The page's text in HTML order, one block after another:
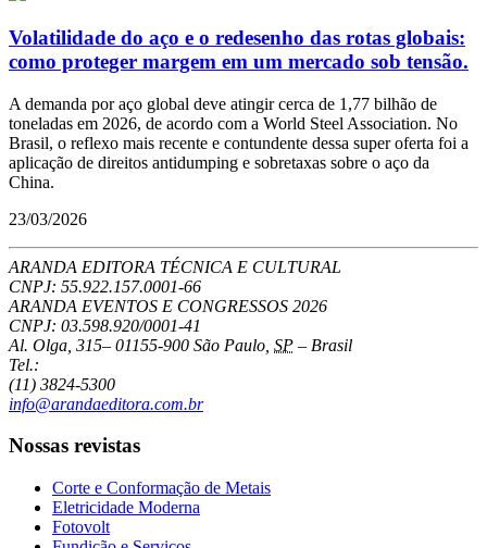
Volatilidade do aço e o redesenho das rotas globais:
como proteger margem em um mercado sob tensão.
A demanda por aço global deve atingir cerca de 1,77 bilhão de
toneladas em 2026, de acordo com a World Steel Association. No
Brasil, o reflexo mais recente e contundente dessa super oferta foi a
aplicação de direitos antidumping e sobretaxas sobre o aço da
China.
23/03/2026
ARANDA EDITORA TÉCNICA E CULTURAL
CNPJ: 55.922.157.0001-66
ARANDA EVENTOS E CONGRESSOS 2026
CNPJ: 03.598.920/0001-41
Al. Olga, 315– 01155-900 São Paulo SP – Brasil
Tel.:
(11) 3824-5300
info@arandaeditora.com.br
Nossas revistas
Corte e Conformação de Metais
Eletricidade Moderna
Fotovolt